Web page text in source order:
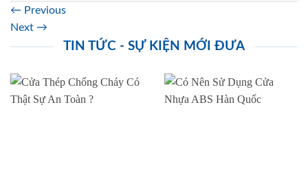
← Previous
Next →
TIN TỨC - SỰ KIỆN MỚI ĐƯA